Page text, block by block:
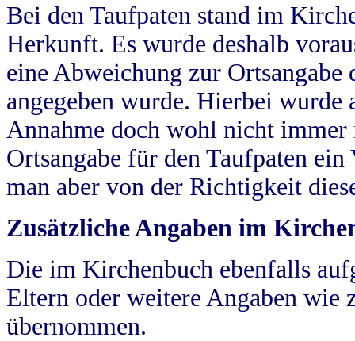
Bei den Taufpaten stand im
Herkunft. Es wurde deshalb
eine Abweichung zur
angegeben wurde. Hierbei wurde
Annahme doch wohl nicht
Ortsangabe für den Taufpaten
man aber von der Richtigkeit
Zusätzliche Angaben im
Die im Kirchenbuch ebenfalls
Eltern oder weitere Angaben wie
übernommen.